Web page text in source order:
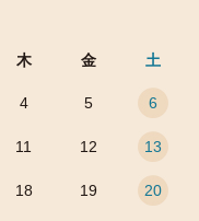
木 金 土
4 5 6
11 12 13
18 19 20